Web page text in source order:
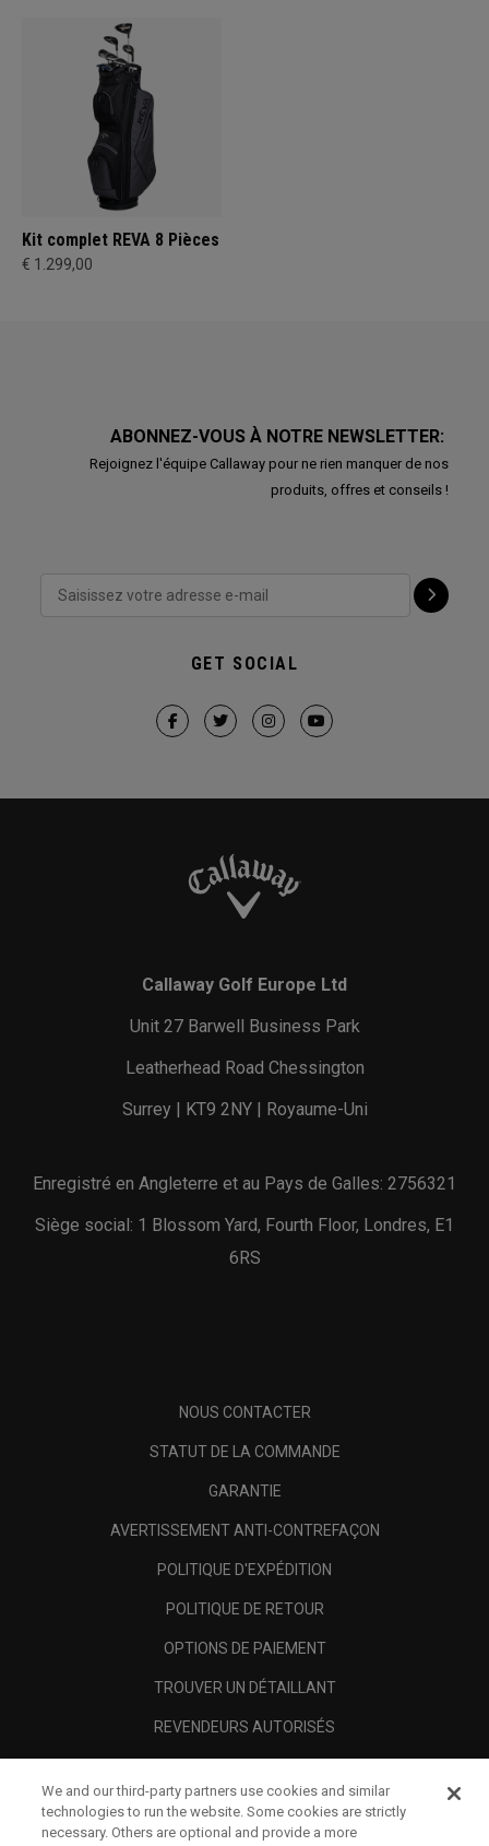
Kit complet REVA 8 Pièces
€ 1.299,00
ABONNEZ-VOUS À NOTRE NEWSLETTER:
Rejoignez l'équipe Callaway pour ne rien manquer de nos
produits, offres et conseils !
GET SOCIAL
Callaway Golf Europe Ltd
Unit 27 Barwell Business Park
Leatherhead Road Chessington
Surrey | KT9 2NY | Royaume-Uni
Enregistré en Angleterre et au Pays de Galles: 2756321
Siège social: 1 Blossom Yard, Fourth Floor, Londres, E1
6RS
NOUS CONTACTER
STATUT DE LA COMMANDE
GARANTIE
AVERTISSEMENT ANTI-CONTREFAÇON
POLITIQUE D'EXPÉDITION
POLITIQUE DE RETOUR
OPTIONS DE PAIEMENT
TROUVER UN DÉTAILLANT
REVENDEURS AUTORISÉS
A PROPOS
We and our third-party partners use cookies and similar
technologies to run the website. Some cookies are strictly
necessary. Others are optional and provide a more